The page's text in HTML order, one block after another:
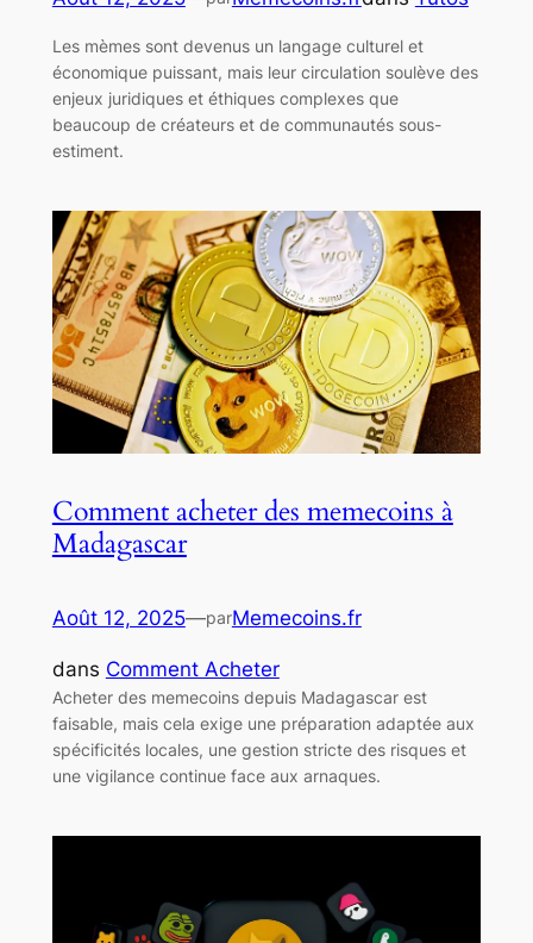
Les mèmes sont devenus un langage culturel et
économique puissant, mais leur circulation soulève des
enjeux juridiques et éthiques complexes que
beaucoup de créateurs et de communautés sous-
estiment.
Comment acheter des memecoins à
Madagascar
Août 12, 2025—parMemecoins.fr
dans Comment Acheter
Acheter des memecoins depuis Madagascar est
faisable, mais cela exige une préparation adaptée aux
spécificités locales, une gestion stricte des risques et
une vigilance continue face aux arnaques.